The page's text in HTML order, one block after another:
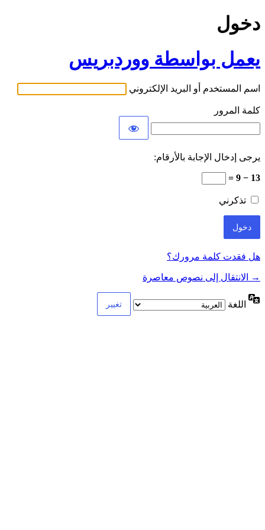
دخول
يعمل بواسطة ووردبريس
اسم المستخدم أو البريد الإلكتروني
كلمة المرور
يرجى إدخال الإجابة بالأرقام:
13 − 9 =
تذكرني
هل فقدت كلمة مرورك؟
→ الانتقال إلى نصوص معاصرة
اللغة